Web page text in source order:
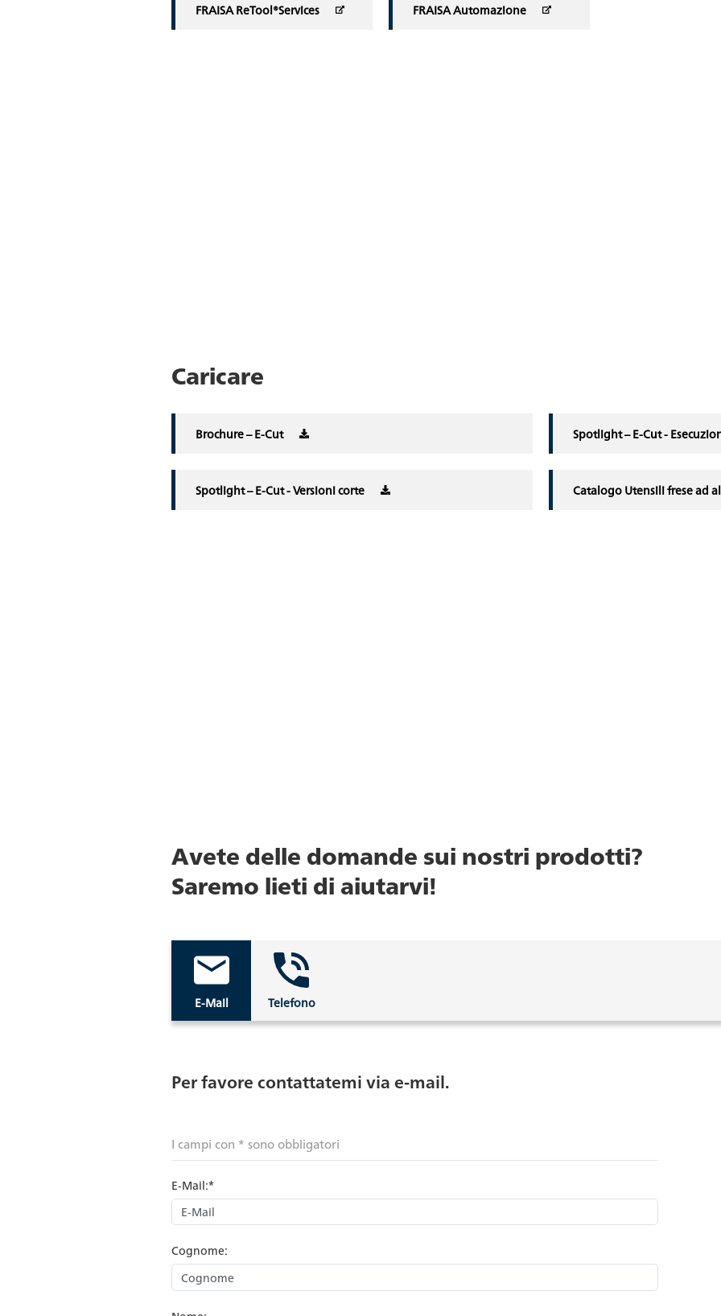
FRAISA ReTool®Services FRAISA Automazione
Caricare
Brochure – E-Cut Spotlight – E-Cut -
Spotlight – E-Cut - Versioni corte Catalogo Utensili frese ad
Avete delle domande sui nostri prodotti?
Saremo lieti di aiutarvi!
E-Mail Telefono
Per favore contattatemi via e-mail.
I campi con * sono obbligatori
E-Mail:*
Cognome: